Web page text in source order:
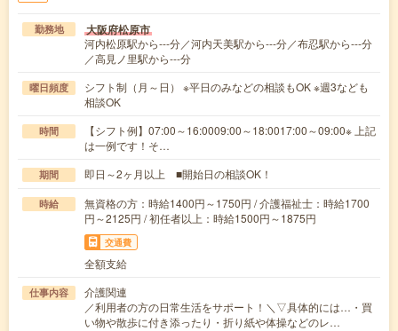
勤務地 大阪府松原市
河内松原駅から---分／河内天美駅から---分／布忍駅から---分
／高見ノ里駅から---分
曜日頻度
シフト制（月～日） ※平日のみなどの相談もOK ※週3なども
相談OK
時間
【シフト例】07:00～16:0009:00～18:0017:00～09:00※ 上記
は一例です！そ…
期間 即日～2ヶ月以上 ■開始日の相談OK！
時給
無資格の方：時給1400円～1750円 / 介護福祉士：時給1700
円～2125円 / 初任者以上：時給1500円～1875円
交通費
全額支給
仕事内容
介護関連
／利用者の方の日常生活をサポート！＼▽具体的には…・買
い物や散歩に付き添ったり・折り紙や体操などのレ…